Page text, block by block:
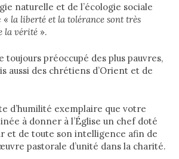
naturelle et de l’écologie sociale
« la liberté et la tolérance sont très
la vérité ».
toujours préoccupé des plus pauvres,
aussi des chrétiens d’Orient et de
d’humilité exemplaire que votre
à donner à l’Église un chef doté
et de toute son intelligence afin de
pastorale d’unité dans la charité.